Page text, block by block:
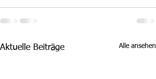
Aktuelle Beiträge Alle ansehen